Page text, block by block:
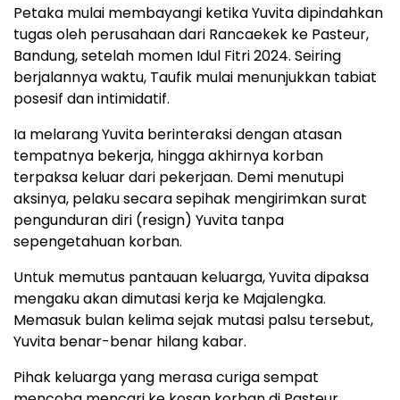
Petaka mulai membayangi ketika Yuvita dipindahkan
tugas oleh perusahaan dari Rancaekek ke Pasteur,
Bandung, setelah momen Idul Fitri 2024. Seiring
berjalannya waktu, Taufik mulai menunjukkan tabiat
posesif dan intimidatif.
Ia melarang Yuvita berinteraksi dengan atasan
tempatnya bekerja, hingga akhirnya korban
terpaksa keluar dari pekerjaan. Demi menutupi
aksinya, pelaku secara sepihak mengirimkan surat
pengunduran diri (resign) Yuvita tanpa
sepengetahuan korban.
Untuk memutus pantauan keluarga, Yuvita dipaksa
mengaku akan dimutasi kerja ke Majalengka.
Memasuk bulan kelima sejak mutasi palsu tersebut,
Yuvita benar-benar hilang kabar.
Pihak keluarga yang merasa curiga sempat